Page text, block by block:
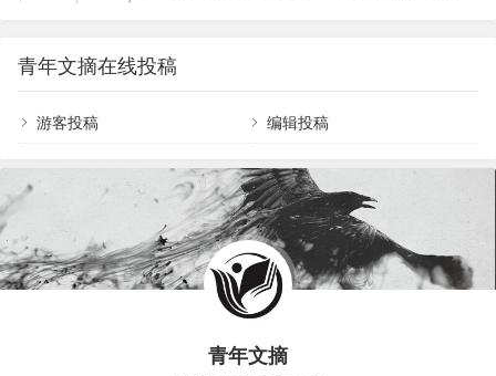
的人生如此绝望。 北漂4年，手里…
的影响力会更大。我提高工作效率的方法，总结起
来有三个方面：注重“循环”，每天从总结开始，到计
划结束，让工作计划成为一种习惯；要事第一，每
天把三件最重要的事情做好就足够；做笔记：好记
重要的是建立一个好的工作习惯，来…
青年文摘在线投稿
游客投稿 编辑投稿
青年文摘